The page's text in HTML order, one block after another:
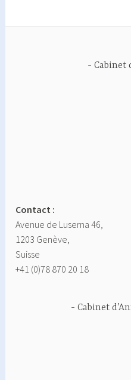
Cabinet
Contact :
Avenue de Luserna 46,
1203 Genève,
Suisse
+41 (0)78 870 20 18
Cabinet